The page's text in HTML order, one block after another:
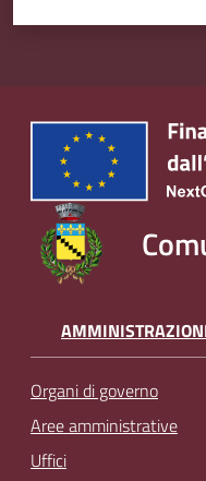
Organi di governo
Aree amministrative
Uffici